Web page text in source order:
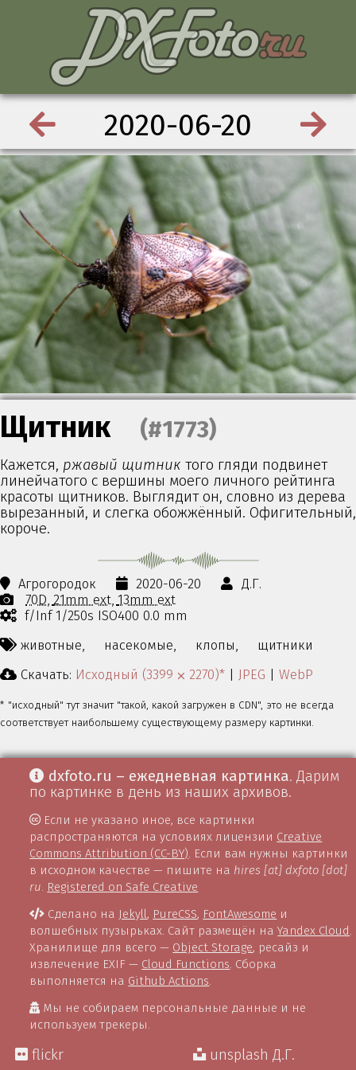
2020-06-20
Щитник (#1773)
Кажется, ржавый щитник того гляди подвинет
линейчатого с вершины моего личного рейтинга
красоты щитников. Выглядит он, словно из дерева
вырезанный, и слегка обожжённый. Офигительный,
короче.
Агрогородок 2020-06-20
Д.Г.
70D 21mm ext 13mm ext
f/Inf 1/250s ISO400 0.0 mm
животные,
насекомые, клопы,
щитники
Скачать: Исходный (3399 ⨉ 2270)* | JPEG | WebP
* "исходный" тут значит "такой, какой загружен в CDN", это не всегда
соответствует наибольшему существующему размеру картинки.
dxfoto.ru – ежедневная картинка. Дарим
по картинке в день из наших архивов.
Если не указано иное, все картинки
распространяются на условиях лицензии Creative
Commons Attribution (CC-BY) . Если вам нужны картинки
в исходном качестве — пишите на hires [at] dxfoto [dot]
ru Registered on Safe Creative
Сделано на Jekyll, PureCSS, FontAwesome и
волшебных пузырьках. Сайт размещён наYandex Cloud
Хранилище для всего — Object Storage, ресайз и
извлечение EXIF — Cloud Functions . Сборка
выполняется на Github Actions
Мы не собираем персональные данные и не
используем трекеры.
flickr unsplash Д.Г.